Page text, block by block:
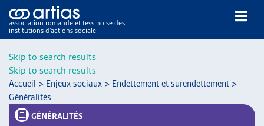
Skip to search results
Skip to search results
association romande et tessinoise des
institutions d’actions sociale
Accueil > Enjeux sociaux > Endettement et surendettement >
Généralités
GÉNÉRALITÉS